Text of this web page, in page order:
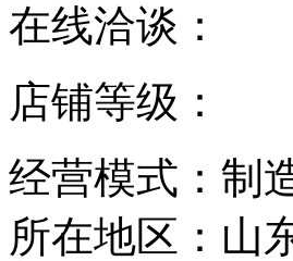
在线洽谈：
店铺等级：
经营模式：制
所在地区：山